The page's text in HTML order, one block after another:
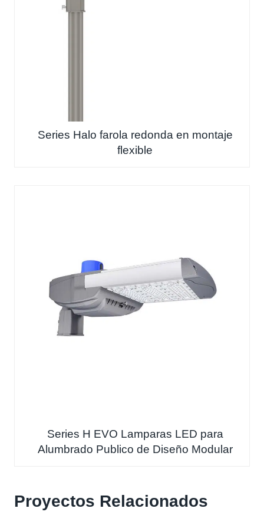
Series Halo farola redonda en montaje
flexible
Series H EVO Lamparas LED para
Alumbrado Publico de Diseño Modular
Proyectos Relacionados